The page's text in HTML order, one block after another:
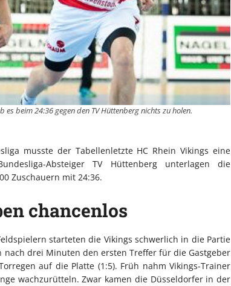
beim 24:36 gegen den TV Hüttenberg nichts zu holen.
musste der Tabellenletzte HC Rhein Vikings eine
Absteiger TV Hüttenberg unterlagen die
Zuschauern mit 24:36.
chancenlos
starteten die Vikings schwerlich in die Partie
drei Minuten den ersten Treffer für die Gastgeber
auf die Platte (1:5). Früh nahm Vikings-Trainer
wachzurütteln. Zwar kamen die Düsseldorfer in der